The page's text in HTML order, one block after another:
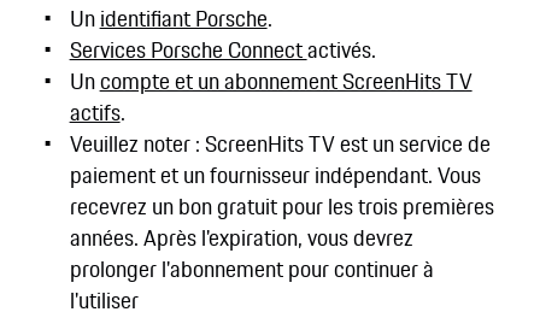
Unidentifiant Porsche.
Services Porsche Connectactivés.
Uncompte et un abonnement ScreenHits TV
actifs.
Veuillez noter : ScreenHits TV est un service de
paiement et un fournisseur indépendant. Vous
recevrez un bon gratuit pour les trois premières
années. Après l'expiration, vous devrez
prolonger l'abonnement pour continuer à
l'utiliser